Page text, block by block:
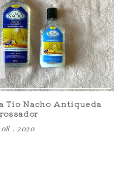
Tio Nacho Antiqueda
. 2020